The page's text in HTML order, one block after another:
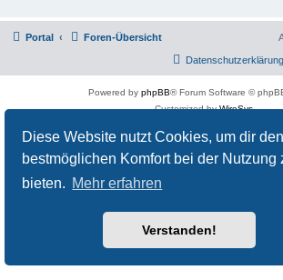
Diese Website nutzt Cookies, um dir den
bestmöglichen Komfort bei der Nutzung
bieten. Mehr erfahren
Verstanden!
Portal Foren-Übersicht
Datenschutzerklärung
Powered by phpBB® Forum Software ©
Customized byWireSys